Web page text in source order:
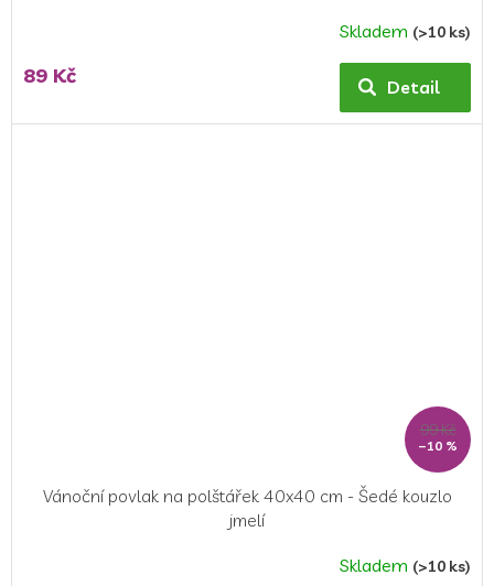
Skladem (>10 ks)
89 Kč Detail
99 Kč
–10 %
Vánoční povlak na polštářek 40x40 cm - Šedé kouzlo
jmelí
Skladem (>10 ks)